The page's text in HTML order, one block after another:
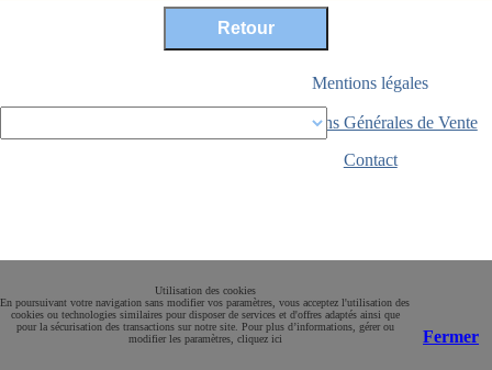
Utilisation des cookies
En poursuivant votre navigation sans modifier vos paramètres, vous acceptez l'utilisation des
cookies ou technologies similaires pour disposer de services et d'offres adaptés ainsi que
pour la sécurisation des transactions sur notre site. Pour plus d’informations, gérer ou
modifier les paramètres, cliquez ici
Fermer
Paiement sécurisé
Mentions légales
Conditions Générales de Vente
Contact